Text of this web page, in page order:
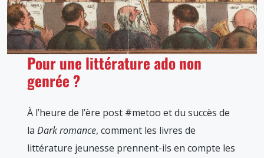
Pour une littérature ado non
genrée ?
À l’heure de l’ère post #metoo et du succès de
la Dark romance, comment les livres de
littérature jeunesse prennent-ils en compte les